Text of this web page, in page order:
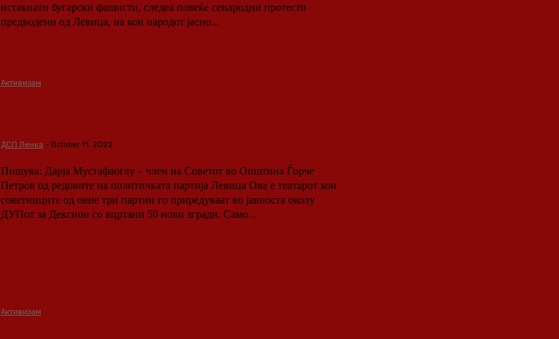
истакнати бугарски фашисти, следеа повеќе сенародни протести
предводени од Левица, на кои народот јасно...
Активизам
ДСП Ленка - October 11, 2022
Пишува: Дарја Мустафаоглу – член на Советот во Општина Ѓорче
Петров од редовите на политичката партија Левица Ова е театарот кои
советниците од овие три партии го приредуваат во јавноста околу
ДУПот за Дексион со вцртани 50 нови згради. Само...
Активизам